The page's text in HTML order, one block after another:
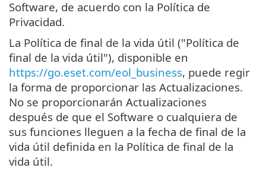
Software, de acuerdo con la Política de
Privacidad.
La Política de final de la vida útil ("Política de
final de la vida útil"), disponible en
https://go.eset.com/eol_business, puede regir
la forma de proporcionar las Actualizaciones.
No se proporcionarán Actualizaciones
después de que el Software o cualquiera de
sus funciones lleguen a la fecha de final de la
vida útil definida en la Política de final de la
vida útil.